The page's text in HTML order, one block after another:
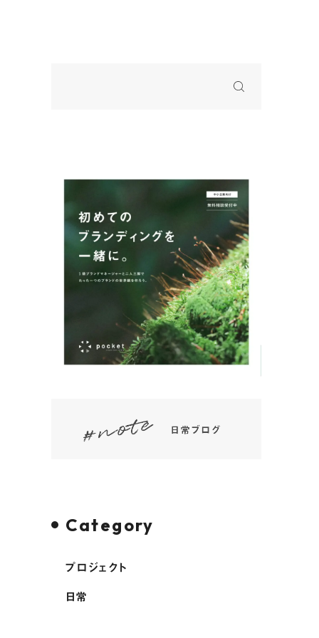
Category
プロジェクト
日常